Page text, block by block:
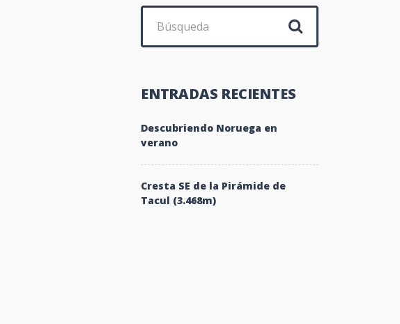
Buscar:
ENTRADAS RECIENTES
Descubriendo Noruega en
verano
Cresta SE de la Pirámide de
Tacul (3.468m)